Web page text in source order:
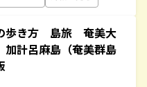
歩き方 島旅 奄美大
計呂麻島（奄美群島